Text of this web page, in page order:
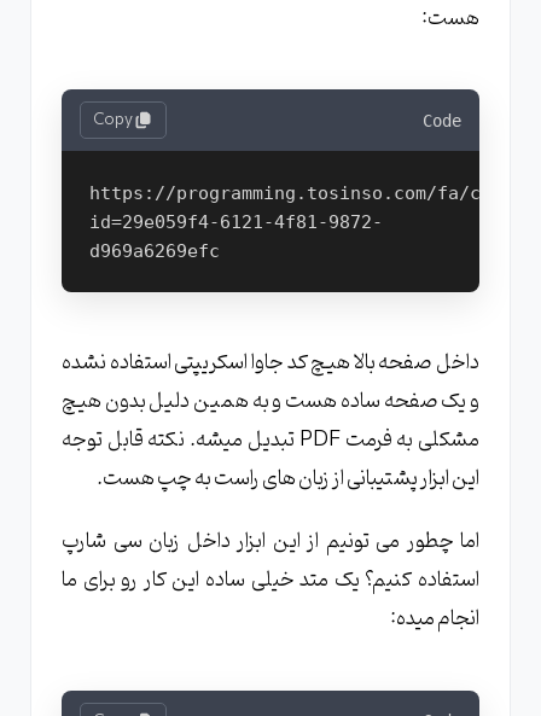
هست:
Code
Copy
https://programming.tosinso.com/fa/
id=29e059f4-6121-4f81-9872-
d969a6269efc
داخل صفحه بالا هیچ کد جاوا اسکریپتی استفاده نشده
و یک صفحه ساده هست و به همین دلیل بدون هیچ
مشکلی به فرمت PDF تبدیل میشه. نکته قابل توجه
این ابزار پشتیبانی از زبان های راست به چپ هست.
اما چطور می تونیم از این ابزار داخل زبان سی شارپ
استفاده کنیم؟ یک متد خیلی ساده این کار رو برای ما
انجام میده: